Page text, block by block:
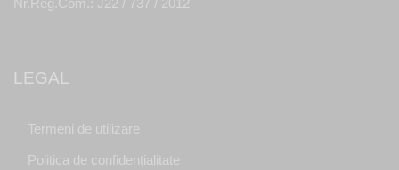
Nr.Reg.Com.: J22 / 737 / 2012
LEGAL
Termeni de utilizare
Politica de confidențialitate